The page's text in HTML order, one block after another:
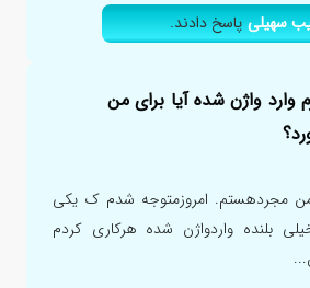
سهیلیپاسخ دادند.
واژن شده آیا برای من
مجردهستم. امروزمتوجه شدم ک یکی
بلنده واردواژن شده هرکاری کردم